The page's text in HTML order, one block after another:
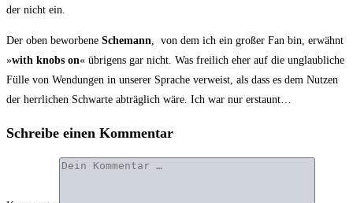
der nicht ein.
Der oben bewor­be­ne Sche­mann , von dem ich ein gro­ßer Fan bin, erwähnt
»with knobs on« übri­gens gar nicht. Was frei­lich eher auf die unglaub­li­che
Fül­le von Wen­dun­gen in unse­rer Spra­che ver­weist, als dass es dem Nut­zen
der herr­li­chen Schwar­te abträg­lich wäre. Ich war nur erstaunt…
Schreibe einen Kommentar